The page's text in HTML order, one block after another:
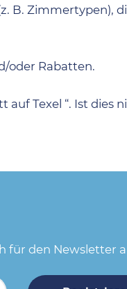
B. Zimmertypen),
oder Rabatten.
Texel “. Ist dies
für den Newsletter